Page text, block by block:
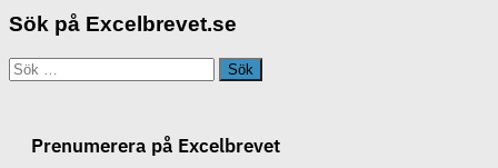
Sök på Excelbrevet.se
Sök
efter:
Prenumerera på Excelbrevet